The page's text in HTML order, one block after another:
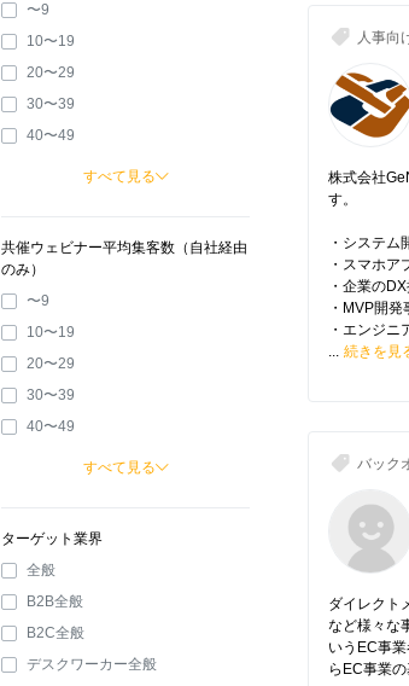
人事向
株式会社
す。
・システム
・スマホア
・企業の
・MVP開発
・エンジニ
... 続きを見
バック
ダイレクト
など様々な
いうEC事
らEC事業
〜9
10〜19
20〜29
30〜39
40〜49
すべて見る
共催ウェビナー平均集客数（自社経由
のみ）
〜9
10〜19
20〜29
30〜39
40〜49
すべて見る
ターゲット業界
全般
B2B全般
B2C全般
デスクワーカー全般